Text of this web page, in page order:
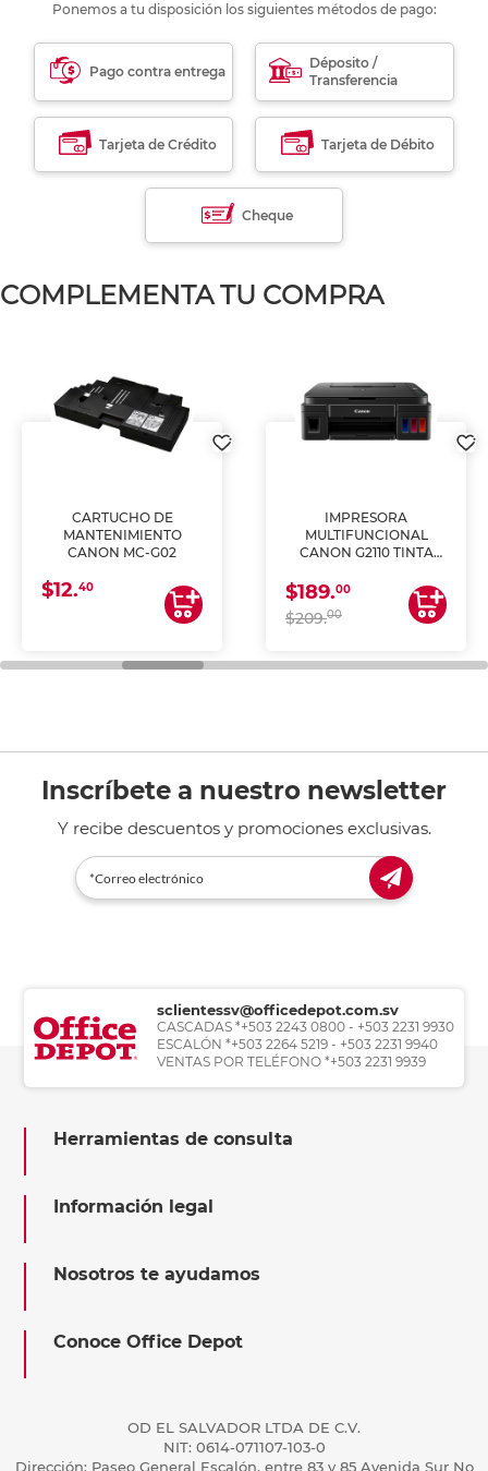
Ponemos a tu disposición los siguientes métodos de pago:
Pago contra entrega
Déposito /
Transferencia
Tarjeta de Crédito Tarjeta de Débito
Cheque
COMPLEMENTA TU COMPRA
CARTUCHO DE
MANTENIMIENTO
CANON MC-G02
$12.40
IMPRESORA
MULTIFUNCIONAL
CANON G2110 TINTA
$189.00
$209.00
Inscríbete a nuestro newsletter
Y recibe descuentos y promociones exclusivas.
sclientessv@officedepot.com.sv
CASCADAS *+503 2243 0800 - +503 2231 9930
ESCALÓN *+503 2264 5219 - +503 2231 9940
VENTAS POR TELÉFONO *+503 2231 9939
Herramientas de consulta
Información legal
Nosotros te ayudamos
Conoce Office Depot
OD EL SALVADOR LTDA DE C.V.
NIT: 0614-071107-103-0
Dirección: Paseo General Escalón, entre 83 y 85 Avenida Sur No